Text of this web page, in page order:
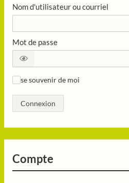
Nom d'utilisateur ou courriel
Mot de passe
se souvenir de moi
Connexion
Compte